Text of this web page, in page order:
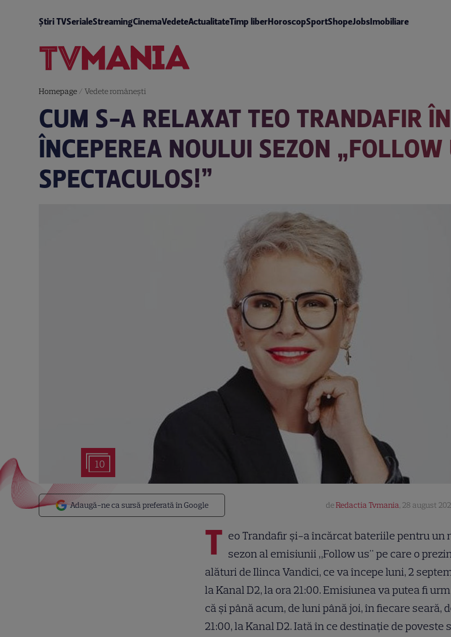
Știri TVSerialeStreamingCinemaVedeteActualitateTimp liberHoroscopSportShopeJobsImobiliare
Homepage/ Vedete româneşti
CUM S-A RELAXAT TEO TRANDAFIR
ÎNCEPEREA NOULUI SEZON
SPECTACULOS!”
10
Adaugă-ne ca sursă preferată în Google deRedactia Tvmania, 28 august
T eo Trandafir și-a încărcat bateriile pentru un
sezon al emisiunii „Follow us" pe care o
alături de Ilinca Vandici, ce va începe luni, 2
la Kanal D2, la ora 21:00. Emisiunea va putea fi
că și până acum, de luni până joi, în fiecare seară,
21:00, la Kanal D2. Iată în ce destinație de poveste